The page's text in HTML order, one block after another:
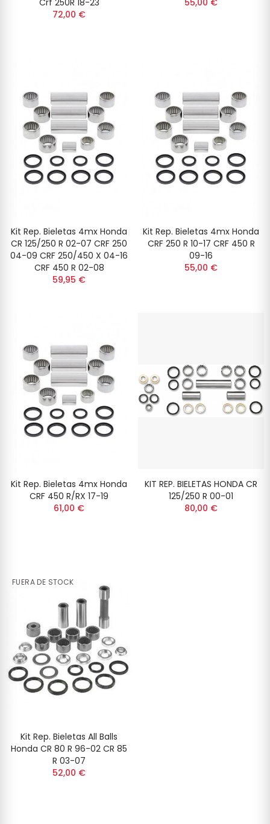
Crf 250R 18-23
72,00 €
55,00 €
Kit Rep. Bieletas 4mx Honda
CR 125/250 R 02-07 CRF 250
04-09 CRF 250/450 X 04-16
CRF 450 R 02-08
59,95 €
Kit Rep. Bieletas 4mx Honda
CRF 250 R 10-17 CRF 450 R
09-16
55,00 €
Kit Rep. Bieletas 4mx Honda
CRF 450 R/RX 17-19
61,00 €
KIT REP. BIELETAS HONDA CR
125/250 R 00-01
80,00 €
FUERA DE STOCK
Kit Rep. Bieletas All Balls
Honda CR 80 R 96-02 CR 85
R 03-07
52,00 €